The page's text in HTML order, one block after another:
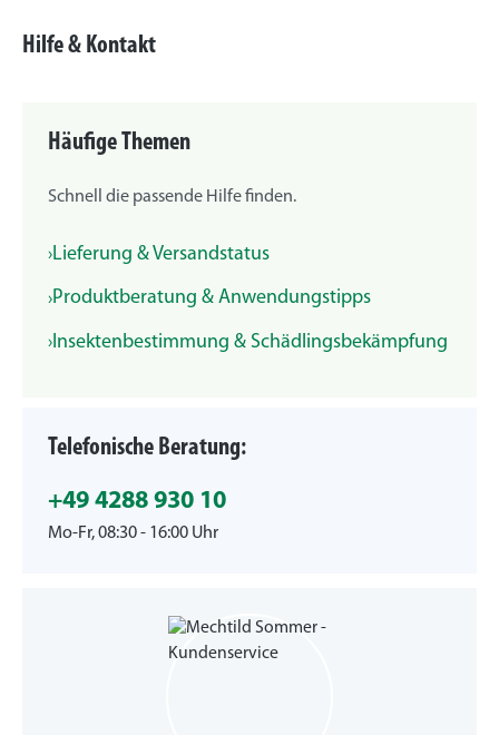
Hilfe & Kontakt
Häufige Themen
Schnell die passende Hilfe finden.
Lieferung & Versandstatus
Produktberatung & Anwendungstipps
Insektenbestimmung & Schädlingsbekämpfung
Telefonische Beratung:
+49 4288 930 10
Mo-Fr, 08:30 - 16:00 Uhr